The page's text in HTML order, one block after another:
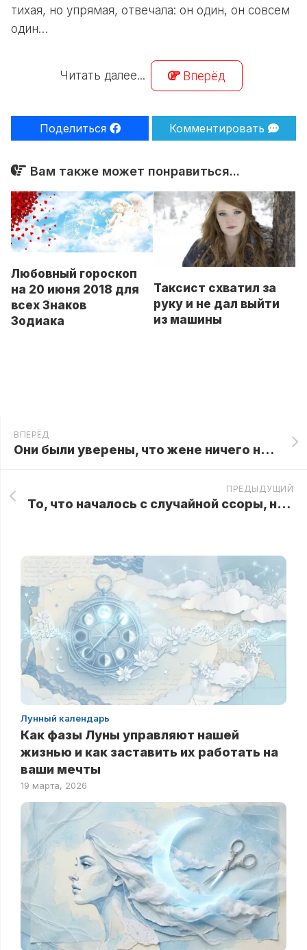
тихая, но упрямая, отвечала: он один, он совсем
один…
Читать далее... Вперёд
Поделиться Комментировать
Вам также может понравиться...
Любовный гороскоп
на 20 июня 2018 для
всех Знаков
Зодиака
Таксист схватил за
руку и не дал выйти
из машины
ВПЕРЁД
Они были уверены, что жене ничего не досталось, но первая строка письма сразу изменила их лица
ПРЕДЫДУЩИЙ
То, что началось с случайной ссоры, неожиданно обернулось проверкой для всей прокурорской семьи
Лунный календарь
Как фазы Луны управляют нашей
жизнью и как заставить их работать на
ваши мечты
19 марта, 2026